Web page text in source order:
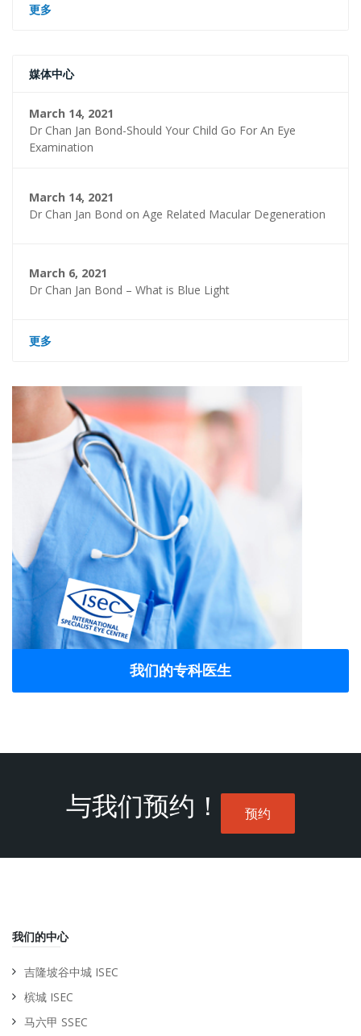
更多
媒体中心
March 14, 2021
Dr Chan Jan Bond-Should Your Child Go For An Eye
Examination
March 14, 2021
Dr Chan Jan Bond on Age Related Macular Degeneration
March 6, 2021
Dr Chan Jan Bond – What is Blue Light
更多
我们的专科医生
与我们预约！ 预约
我们的中心
吉隆坡谷中城 ISEC
槟城 ISEC
马六甲 SSEC